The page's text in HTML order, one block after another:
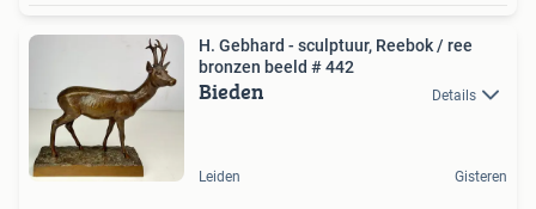
H. Gebhard - sculptuur, Reebok / ree
bronzen beeld # 442
Bieden Details
Leiden Gisteren